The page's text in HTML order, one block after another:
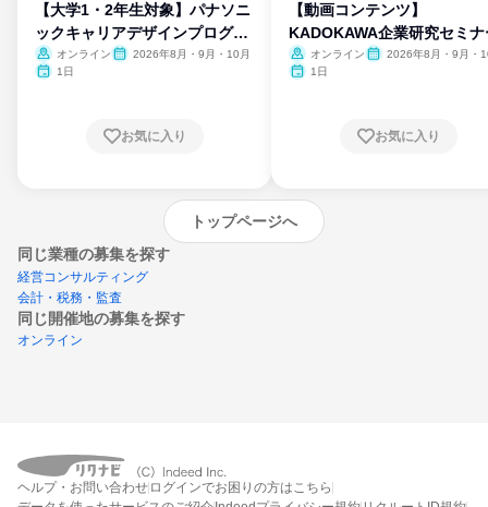
【大学1・2年生対象】パナソニ
ックキャリアデザインプログラ
ム
オンライン
2026年8月・9月・10月
1日
お気に入り
【動画コンテンツ】
KADOKAWA企業研究セミナ
オンライン
2026年8月・9月・
1日
お気に入り
トップページへ
同じ業種の募集を探す
経営コンサルティング
会計・税務・監査
同じ開催地の募集を探す
オンライン
エントリーするとプログラムの詳細案内を
受け取れるようになります
ヘルプ・お問い合わせ ログインでお困りの方はこちら